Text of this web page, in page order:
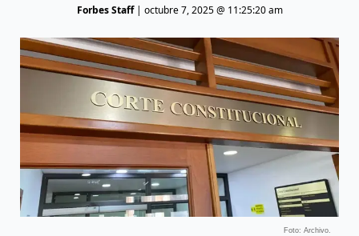
Forbes Staff| octubre 7, 2025 @ 11:25:20 am
Foto: Archivo.